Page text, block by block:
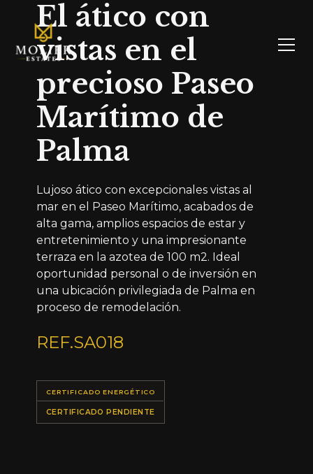
El ático con
vistas en el
precioso Paseo
Marítimo de
Palma
Lujoso ático con excepcionales vistas al
mar en el Paseo Marítimo, acabados de
alta gama, amplios espacios de estar y
entretenimiento y una impresionante
terraza en la azotea de 100 m2. Ideal
oportunidad personal o de inversión en
una ubicación privilegiada de Palma en
proceso de remodelación.
REF.SA018
CERTIFICADO ENERGÉTICO
CERTIFICADO PENDIENTE